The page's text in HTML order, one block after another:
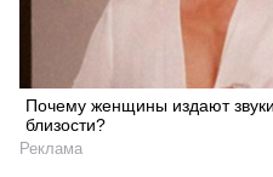
Почему женщины издают
близости?
Реклама